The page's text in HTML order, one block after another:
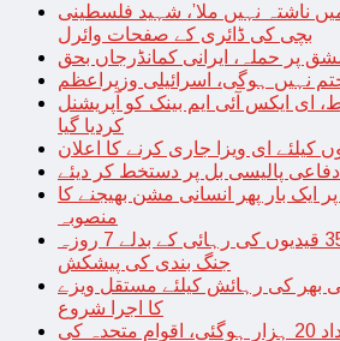
ناشتہ نہیں ملا’، شہید فلسطینی
بچی کی ڈائری کے صفحات وائرل
پر حملہ، ایرانی کمانڈرجاں بحق
نہیں ہوگی، اسرائیلی وزیراعظم
ای ایکس آئی ایم بینک کو آپریشنل
کردیا گیا
کیلئے ای ویزا جاری کرنے کا اعلان
پالیسی بل پر دستخط کر دیئے
تک چاند پر ایک بار پھر انسانی مشن بھیجنے کا
منصوبہ
اسرائیل کی حماس کو 35 قیدیوں کی رہائی کے بدلے 7 روزہ
جنگ بندی کی پیشکش
بھر کی رہائش کیلئے مستقل ویزے
کا اجرا شروع
غزہ؛ شہدا کی تعداد 20 ہزار ہوگئی، اقوام متحدہ کی